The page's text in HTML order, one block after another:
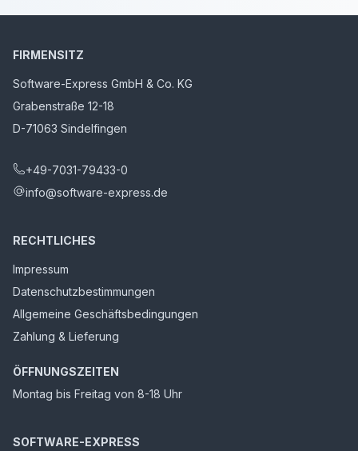
FIRMENSITZ
Software-Express GmbH & Co. KG
Grabenstraße 12-18
D-71063 Sindelfingen
+49-7031-79433-0
info@software-express.de
RECHTLICHES
Impressum
Datenschutzbestimmungen
Allgemeine Geschäftsbedingungen
Zahlung & Lieferung
ÖFFNUNGSZEITEN
Montag bis Freitag von 8-18 Uhr
SOFTWARE-EXPRESS